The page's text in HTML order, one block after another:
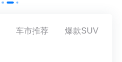
车市推荐 爆款SUV